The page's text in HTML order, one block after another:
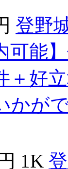
登野
可能
＋好
かが
1K